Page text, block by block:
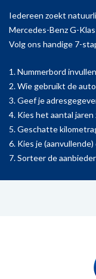
Iedereen zoekt
Mercedes-Benz G-
Volg ons handige 7-
1. Nummerbord
2. Wie gebruikt de
3. Geef je
4. Kies het aantal jaren
5. Geschatte
6. Kies je
7. Sorteer de